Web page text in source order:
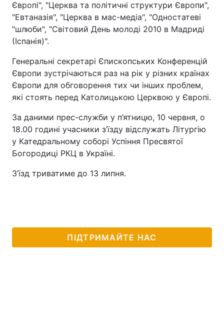
Європі", "Церква та політичні структури Європи",
"Евтаназія", "Церква в мас-медіа", "Одностатеві
"шлюби", "Світовий День молоді 2010 в Мадриді
(Іспанія)".
Генеральні секретарі Єпископських Конференцій
Європи зустрічаються раз на рік у різних країнах
Європи для обговорення тих чи інших проблем,
які стоять перед Католицькою Церквою у Європі.
За даними прес-служби у п’ятницю, 10 червня, о
18.00 годині учасники з’їзду відслужать Літургію
у Катедральному соборі Успіння Пресвятої
Богородиці РКЦ в Україні.
З’їзд триватиме до 13 липня.
ПІДТРИМАЙТЕ НАС